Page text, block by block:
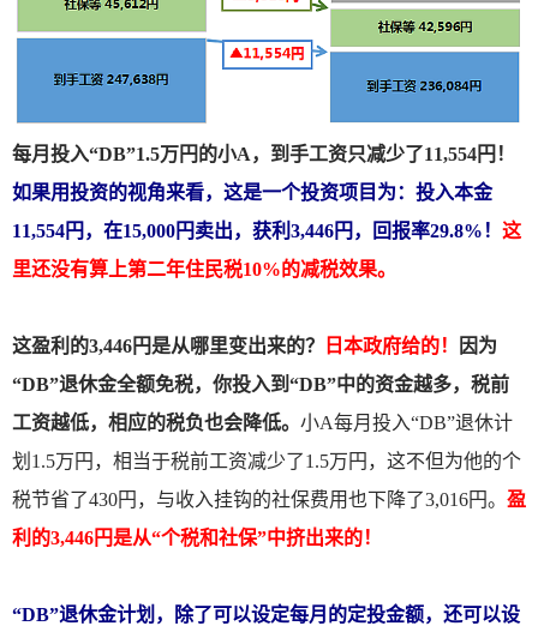
每月投入“DB”1.5万円的小A，到手工资只减少了11,554円！
如果用投资的视角来看，这是一个投资项目为：投入本金
11,554円，在15,000円卖出，获利3,446円，回报率29.8%！ 这
里还没有算上第二年住民税10%的减税效果。
这盈利的3,446円是从哪里变出来的？ 日本政府给的！
因为
“DB”退休金全额免税，你投入到“DB”中的资金越多，税前
工资越低，相应的税负也会降低。 小A每月投入“DB”退休计
划1.5万円，相当于税前工资减少了1.5万円，这不但为他的个
税节省了430円，与收入挂钩的社保费用也下降了3,016円。 盈
利的3,446円是从“个税和社保”中挤出来的！
“DB”退休金计划，除了可以设定每月的定投金额，还可以设